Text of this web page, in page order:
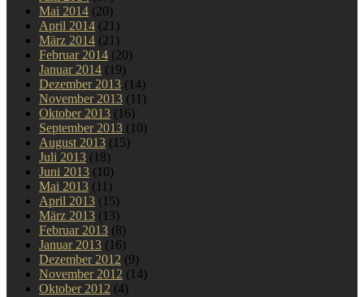
Mai 2014 (20)
April 2014 (21)
März 2014 (21)
Februar 2014 (20)
Januar 2014 (19)
Dezember 2013 (14)
November 2013 (11)
Oktober 2013 (16)
September 2013 (10)
August 2013 (15)
Juli 2013 (18)
Juni 2013 (10)
Mai 2013 (11)
April 2013 (15)
März 2013 (13)
Februar 2013 (8)
Januar 2013 (16)
Dezember 2012 (9)
November 2012 (14)
Oktober 2012 (4)